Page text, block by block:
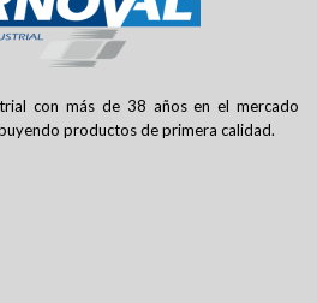
con más de 38 años en el mercado
productos de primera calidad.